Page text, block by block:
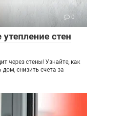
0
стен
через стены! Узнайте, как
снизить счета за